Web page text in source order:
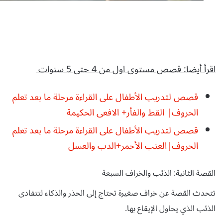
اقرأ أيضا: قصص مستوى اول من 4 حتى 5 سنوات
قصص لتدريب الأطفال على القراءة مرحلة ما بعد تعلم
الحروف| القط والفأر+ الافعى الحكيمة
قصص لتدريب الأطفال على القراءة مرحلة ما بعد تعلم
الحروف|العنب الأحمر+الدب والعسل
القصة الثانية: الذئب والخراف السبعة
تتحدث القصة عن خراف صغيرة تحتاج إلى الحذر والذكاء لتتفادى
الذئب الذي يحاول الإيقاع بها.